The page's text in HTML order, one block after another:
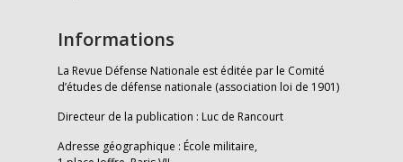
Informations
La Revue Défense Nationale est éditée par le Comité
d’études de défense nationale (association loi de 1901)
Directeur de la publication : Luc de Rancourt
Adresse géographique : École militaire,